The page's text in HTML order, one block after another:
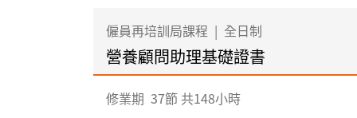
僱員再培訓局課程 | 全日制
營養顧問助理基礎證書
修業期 37節 共148小時